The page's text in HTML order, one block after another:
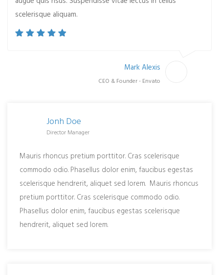
scelerisque aliquam.
Mark Alexis
CEO & Founder - Envato
Jonh Doe
Director Manager
Mauris rhoncus pretium porttitor. Cras scelerisque
commodo odio. Phasellus dolor enim, faucibus egestas
scelerisque hendrerit, aliquet sed lorem. Mauris rhoncus
pretium porttitor. Cras scelerisque commodo odio.
Phasellus dolor enim, faucibus egestas scelerisque
hendrerit, aliquet sed lorem.